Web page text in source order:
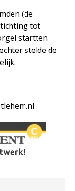
(de
tot
startten
stelde de